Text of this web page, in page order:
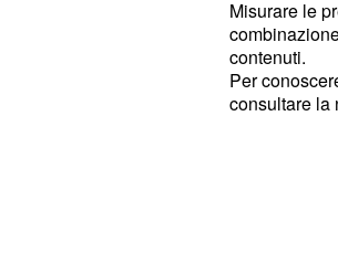
però, rivelano
arreso e alla
Andrew, infatti,
riconquistare il
anticipazioni di
tanto. Andrea
casa diversi
Misurare le
contenuti.
Per
consultare la